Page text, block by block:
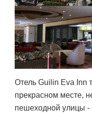
Отель Guilin Eva Inn
прекрасном месте,
пешеходной улицы -